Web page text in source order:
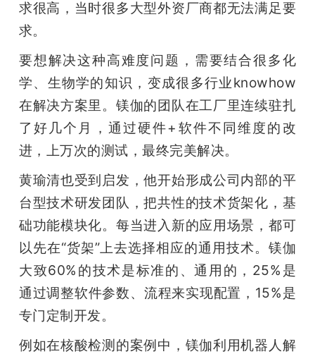
求很高，当时很多大型外资厂商都无法满足要
求。
要想解决这种高难度问题，需要结合很多化
学、生物学的知识，变成很多行业knowhow
在解决方案里。镁伽的团队在工厂里连续驻扎
了好几个月，通过硬件+软件不同维度的改
进，上万次的测试，最终完美解决。
黄瑜清也受到启发，他开始形成公司内部的平
台型技术研发团队，把共性的技术货架化，基
础功能模块化。每当进入新的应用场景，都可
以先在“货架”上去选择相应的通用技术。镁伽
大致60%的技术是标准的、通用的，25%是
通过调整软件参数、流程来实现配置，15%是
专门定制开发。
例如在核酸检测的案例中，镁伽利用机器人解